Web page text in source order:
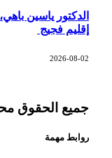
الدكتور ياسين
إقليم فجيج
2026-08-02
جميع الحقوق
روابط مهمة